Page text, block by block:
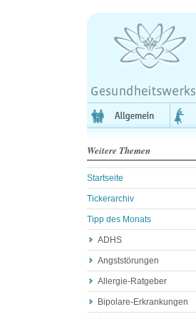
Weitere Themen
Startseite
Tickerarchiv
Tipp des Monats
ADHS
Angststörungen
Allergie-Ratgeber
Bipolare-Erkrankungen